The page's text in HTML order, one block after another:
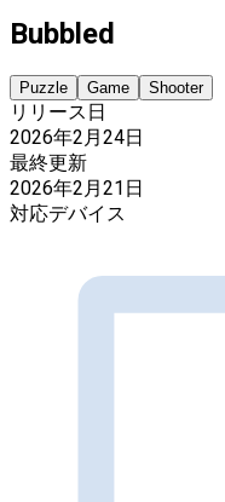
Bubbled
Puzzle Game Shooter
リリース日
2026年2月24日
最終更新
2026年2月21日
対応デバイス